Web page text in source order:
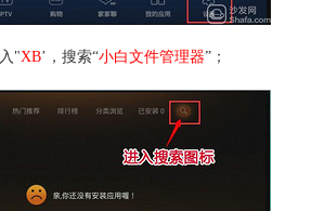
"XB’，搜索“小白文件管理器”；